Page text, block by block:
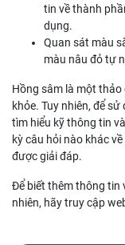
tin về thành
dụng.
Quan sát màu
màu nâu đỏ tự
Hồng sâm là một thảo
khỏe. Tuy nhiên, để
tìm hiểu kỹ thông tin
kỳ câu hỏi nào khác
được giải đáp.
Để biết thêm thông tin
nhiên, hãy truy cập